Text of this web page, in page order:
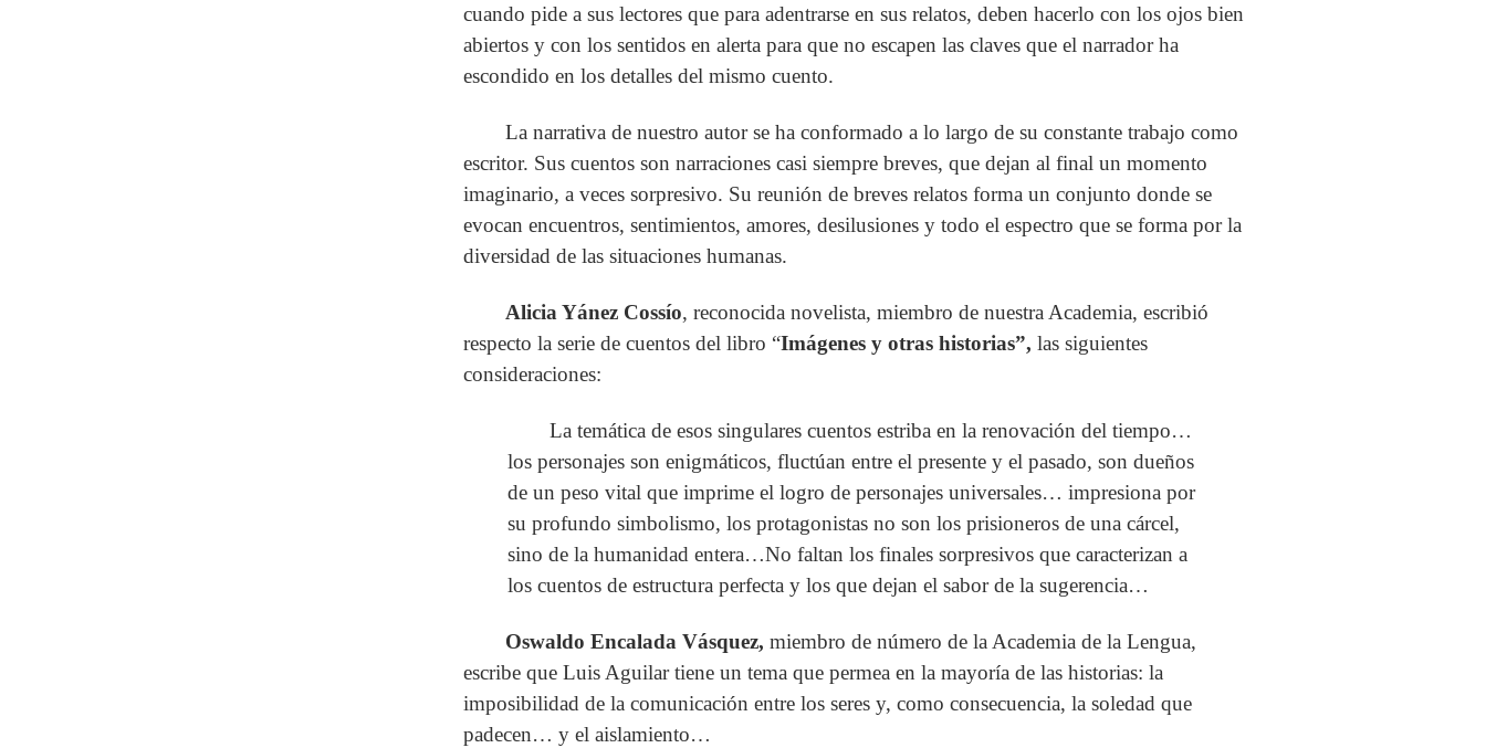
cuando pide a sus lectores que para adentrarse en sus relatos, deben hacerlo con los ojos bien
abiertos y con los sentidos en alerta para que no escapen las claves que el narrador ha
escondido en los detalles del mismo cuento.
La narrativa de nuestro autor se ha conformado a lo largo de su constante trabajo como
escritor. Sus cuentos son narraciones casi siempre breves, que dejan al final un momento
imaginario, a veces sorpresivo. Su reunión de breves relatos forma un conjunto donde se
evocan encuentros, sentimientos, amores, desilusiones y todo el espectro que se forma por la
diversidad de las situaciones humanas.
Alicia Yánez Cossío, reconocida novelista, miembro de nuestra Academia, escribió
respecto la serie de cuentos del libro “Imágenes y otras historias”, las siguientes
consideraciones:
La temática de esos singulares cuentos estriba en la renovación del tiempo…
los personajes son enigmáticos, fluctúan entre el presente y el pasado, son dueños
de un peso vital que imprime el logro de personajes universales… impresiona por
su profundo simbolismo, los protagonistas no son los prisioneros de una cárcel,
sino de la humanidad entera…No faltan los finales sorpresivos que caracterizan a
los cuentos de estructura perfecta y los que dejan el sabor de la sugerencia…
Oswaldo Encalada Vásquez, miembro de número de la Academia de la Lengua,
escribe que Luis Aguilar tiene un tema que permea en la mayoría de las historias: la
imposibilidad de la comunicación entre los seres y, como consecuencia, la soledad que
padecen… y el aislamiento…